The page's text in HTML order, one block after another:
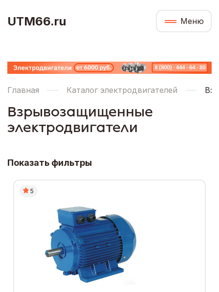
UTM66.ru Меню
Главная Каталог электродвигателей
Взрывозащищенные
электродвигатели
Показать фильтры
5